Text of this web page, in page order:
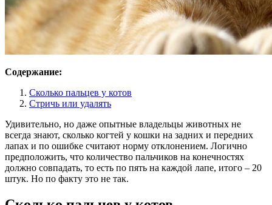
Содержание:
Сколько пальцев у котов
Стричь или удалять
Удивительно, но даже опытные владельцы животных не
всегда знают, сколько когтей у кошки на задних и передних
лапах и по ошибке считают норму отклонением. Логично
предположить, что количество пальчиков на конечностях
должно совпадать, то есть по пять на каждой лапе, итого – 20
штук. Но по факту это не так.